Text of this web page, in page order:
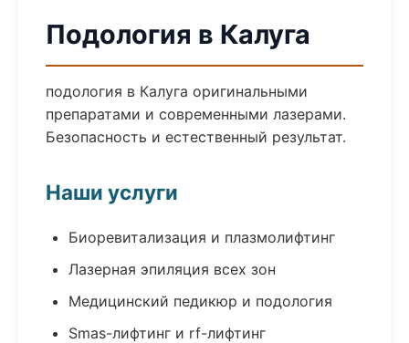
Подология в Калуга
подология в Калуга оригинальными
препаратами и современными лазерами.
Безопасность и естественный результат.
Наши услуги
Биоревитализация и плазмолифтинг
Лазерная эпиляция всех зон
Медицинский педикюр и подология
Smas-лифтинг и rf-лифтинг